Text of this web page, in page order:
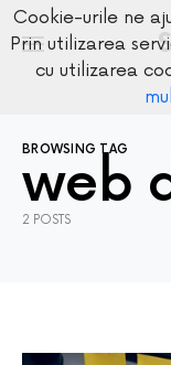
BROWSING TAG
web
2 POSTS
Cookie-urile ne
Prin utilizarea
cu utilizarea